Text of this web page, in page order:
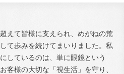
えて皆様に支えられ、めがねの荒
て歩みを続けてまいりました。私
しているのは、単に眼鏡という
客様の大切な「視生活」を守り、